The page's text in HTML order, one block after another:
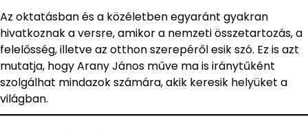
Az oktatásban és a közéletben egyaránt gyakran
hivatkoznak a versre, amikor a nemzeti összetartozás, a
felelősség, illetve az otthon szerepéről esik szó. Ez is azt
mutatja, hogy Arany János műve ma is iránytűként
szolgálhat mindazok számára, akik keresik helyüket a
világban.